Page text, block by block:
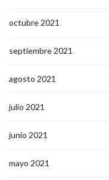
octubre 2021
septiembre 2021
agosto 2021
julio 2021
junio 2021
mayo 2021